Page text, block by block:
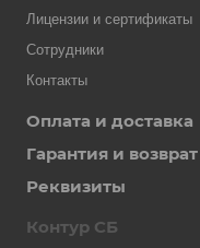
Лицензии и сертификаты
Сотрудники
Контакты
Оплата и доставка
Гарантия и возврат
Реквизиты
Контур СБ